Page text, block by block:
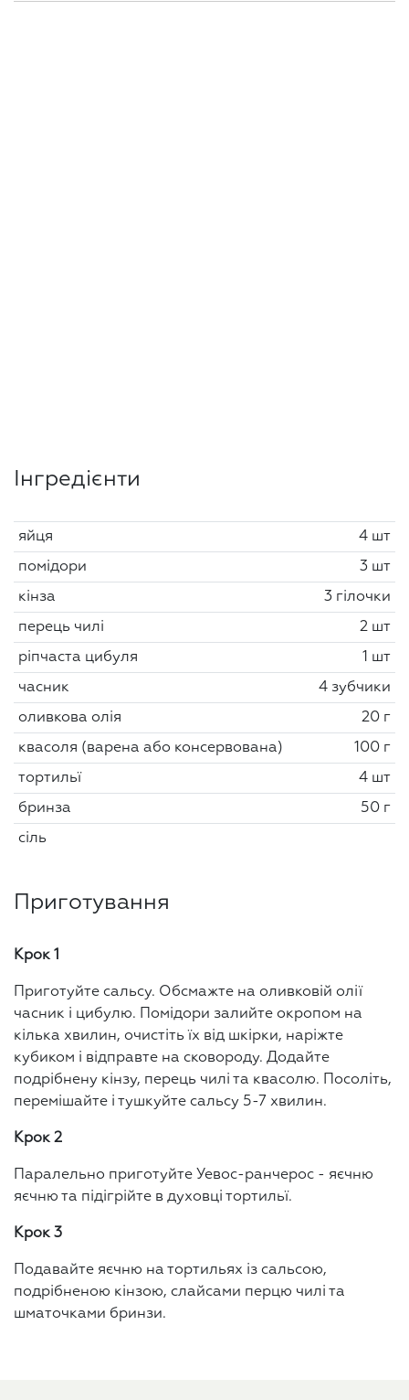
Інгредієнти
яйця 4 шт
помідори 3 шт
кінза 3 гілочки
перець чилі 2 шт
ріпчаста цибуля 1 шт
часник 4 зубчики
оливкова олія 20 г
квасоля (варена або консервована) 100 г
тортильї 4 шт
бринза 50 г
сіль
Приготування
Крок 1
Приготуйте сальсу. Обсмажте на оливковій олії
часник і цибулю. Помідори залийте окропом на
кілька хвилин, очистіть їх від шкірки, наріжте
кубиком і відправте на сковороду. Додайте
подрібнену кінзу, перець чилі та квасолю. Посоліть,
перемішайте і тушкуйте сальсу 5-7 хвилин.
Крок 2
Паралельно приготуйте Уевос-ранчерос - яєчню
яєчню та підігрійте в духовці тортильї.
Крок 3
Подавайте яєчню на тортильях із сальсою,
подрібненою кінзою, слайсами перцю чилі та
шматочками бринзи.